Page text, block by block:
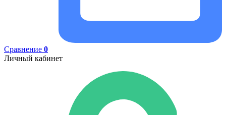
Сравнение 0
Личный кабинет